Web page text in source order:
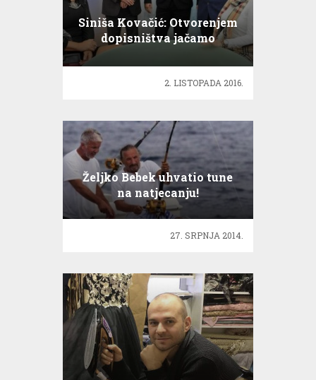
Siniša Kovačić: Otvorenjem
dopisništva jačamo
potencijale HRT-a u društvu
2. LISTOPADA 2016.
Željko Bebek uhvatio tune
na natjecanju!
27. SRPNJA 2014.